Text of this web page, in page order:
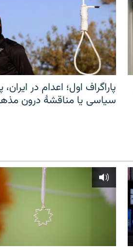
پاراگراف اول؛ اعدام در ایران،
سیاسی یا مناقشهٔ درون